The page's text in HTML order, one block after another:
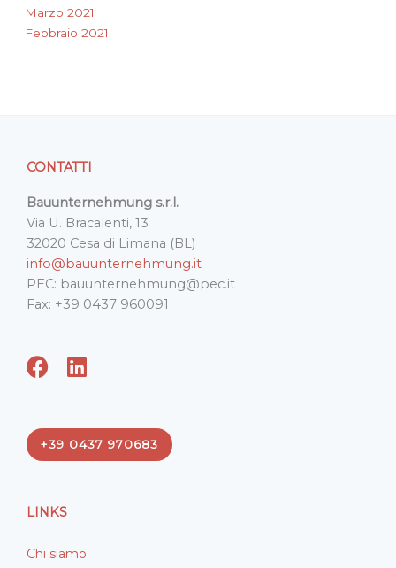
Marzo 2021
Febbraio 2021
CONTATTI
Bauunternehmung s.r.l.
Via U. Bracalenti, 13
32020 Cesa di Limana (BL)
info@bauunternehmung.it
PEC: bauunternehmung@pec.it
Fax: +39 0437 960091
F
e
b
k
L
k
e
+39 0437 970683
LINKS
Chi siamo